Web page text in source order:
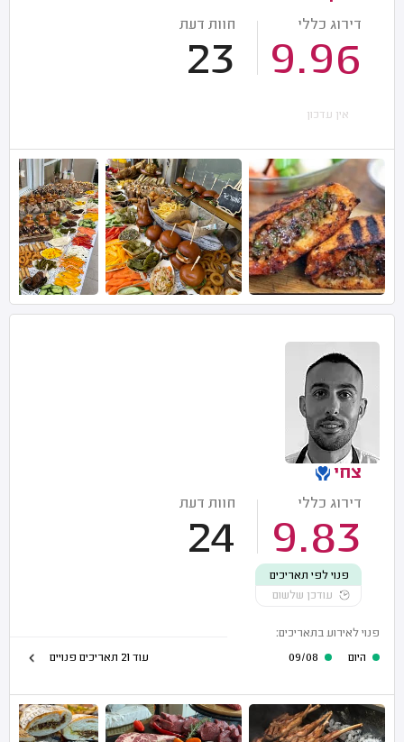
דירוג כללי
9.96
חוות דעת
23
אין עדכון
צחי
דירוג כללי
9.83
חוות דעת
24
פנוי לפי תאריכים
עודכן שלשום
פנוי לאירוע בתאריכים:
היום
עוד 21 תאריכים פנויים